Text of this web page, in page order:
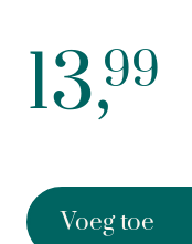
13,99
Voeg toe